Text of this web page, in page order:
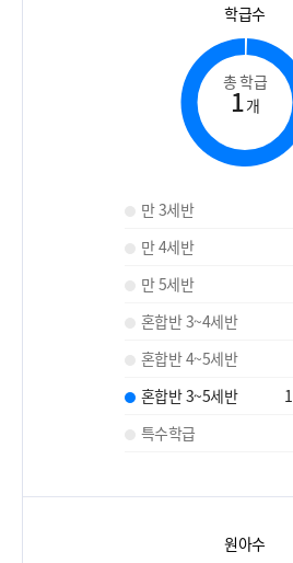
학급수
총 학급
1개
만 3세반
만 4세반
만 5세반
혼합반 3~4세반
혼합반 4~5세반
혼합반 3~5세반
1
특수학급
원아수